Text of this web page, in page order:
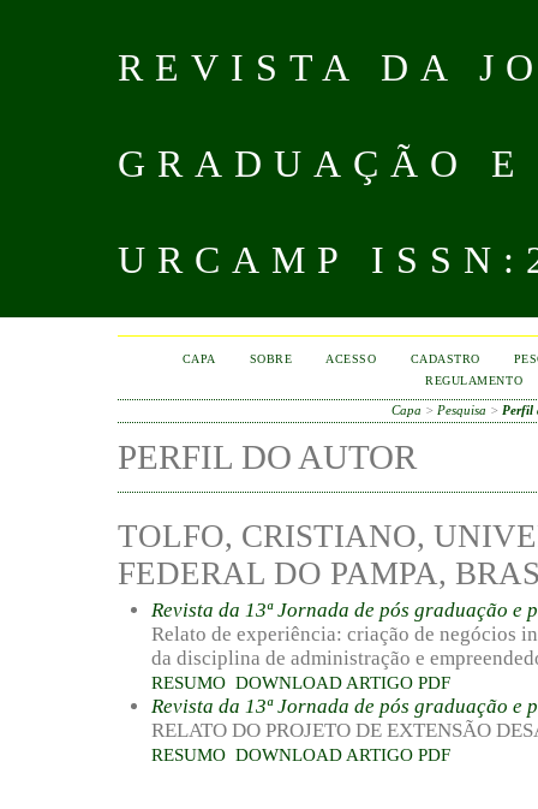
REVISTA DA
GRADUAÇÃO
URCAMP
CAPA SOBRE ACESSO CADASTRO
REGULAMENTO
Capa > Pesquisa > Perfil
PERFIL DO AUTOR
TOLFO, CRISTIANO,
FEDERAL DO PAMPA,
Revista da 13ª Jornada de pós graduação e
Relato de experiência: criação de negócios
da disciplina de administração e
RESUMO DOWNLOAD ARTIGO PDF
Revista da 13ª Jornada de pós graduação e
RELATO DO PROJETO DE EXTENSÃO
RESUMO DOWNLOAD ARTIGO PDF